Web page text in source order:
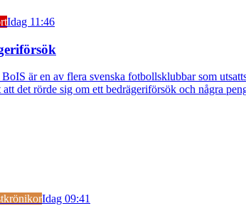
Idag 11:46
är en av flera svenska fotbollsklubbar som
det rörde sig om ett bedrägeriförsök och några
Idag 09:41